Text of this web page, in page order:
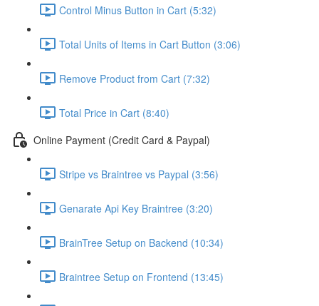
Control Minus Button in Cart (5:32)
Total Units of Items in Cart Button (3:06)
Remove Product from Cart (7:32)
Total Price in Cart (8:40)
Online Payment (Credit Card & Paypal)
Stripe vs Braintree vs Paypal (3:56)
Genarate Api Key Braintree (3:20)
BrainTree Setup on Backend (10:34)
Braintree Setup on Frontend (13:45)